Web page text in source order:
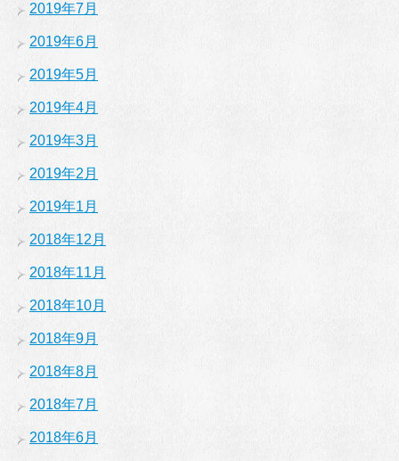
2019年7月
2019年6月
2019年5月
2019年4月
2019年3月
2019年2月
2019年1月
2018年12月
2018年11月
2018年10月
2018年9月
2018年8月
2018年7月
2018年6月